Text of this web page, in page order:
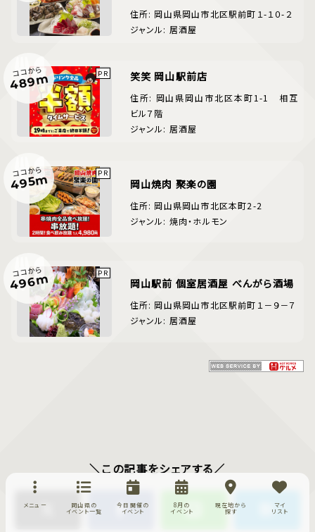
住所: 岡山県岡山市北区駅前町１-１０-２
ジャンル: 居酒屋
ココから
489m 笑笑 岡山駅前店
住所: 岡山県岡山市北区本町1-1 相互
ビル７階
ジャンル: 居酒屋
ココから
495m 岡山焼肉 聚楽の園
住所: 岡山県岡山市北区本町2-2
ジャンル: 焼肉・ホルモン
ココから
496m 岡山駅前 個室居酒屋 べんがら酒場
住所: 岡山県岡山市北区駅前町１－９－７
ジャンル: 居酒屋
＼この記事をシェアする／
メニュー
岡山県の
イベント一覧
今日開催の
イベント
8月の
イベント
現在地から
探す
マイ
リスト